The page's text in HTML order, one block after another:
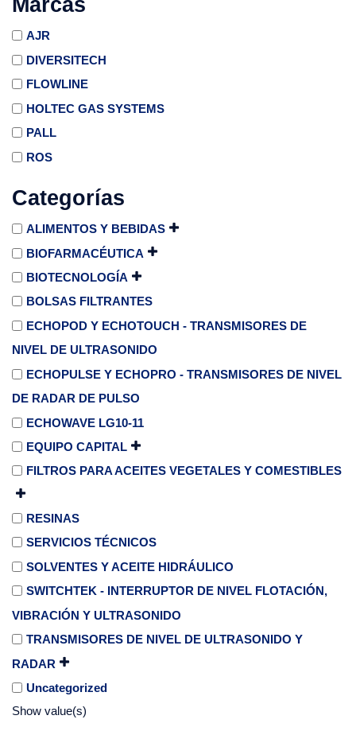
Marcas
AJR
DIVERSITECH
FLOWLINE
HOLTEC GAS SYSTEMS
PALL
ROS
Categorías
ALIMENTOS Y BEBIDAS
BIOFARMACÉUTICA
BIOTECNOLOGÍA
BOLSAS FILTRANTES
ECHOPOD Y ECHOTOUCH - TRANSMISORES DE
NIVEL DE ULTRASONIDO
ECHOPULSE Y ECHOPRO - TRANSMISORES DE NIVEL
DE RADAR DE PULSO
ECHOWAVE LG10-11
EQUIPO CAPITAL
FILTROS PARA ACEITES VEGETALES Y COMESTIBLES
RESINAS
SERVICIOS TÉCNICOS
SOLVENTES Y ACEITE HIDRÁULICO
SWITCHTEK - INTERRUPTOR DE NIVEL FLOTACIÓN,
VIBRACIÓN Y ULTRASONIDO
TRANSMISORES DE NIVEL DE ULTRASONIDO Y
RADAR
Uncategorized
Show value(s)